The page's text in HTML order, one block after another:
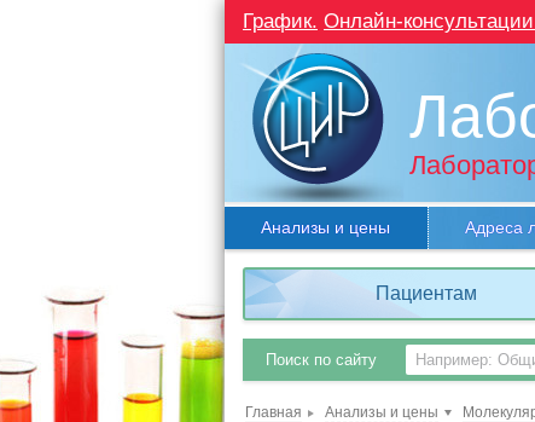
График. Онлайн-
Анализы и цены Адреса
Пациентам
Поиск по сайту
Главная Анализы и цены